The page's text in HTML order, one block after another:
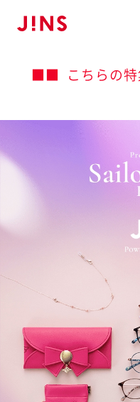
■■ こちらの